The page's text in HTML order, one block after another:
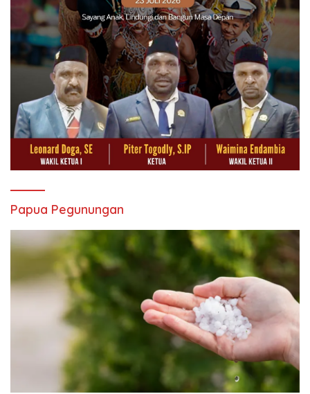
Papua Pegunungan